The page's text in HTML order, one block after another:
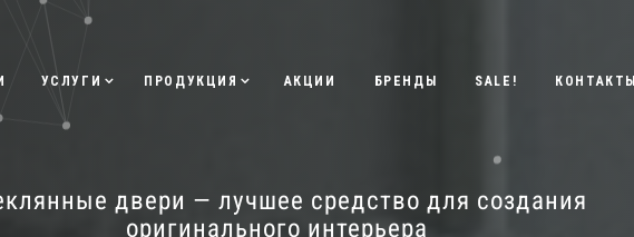
УСЛУГИ ПРОДУКЦИЯ АКЦИИ БРЕНДЫ SALE! КОНТАКТЫ
двери — лучшее средство для создания
оригинального интерьера